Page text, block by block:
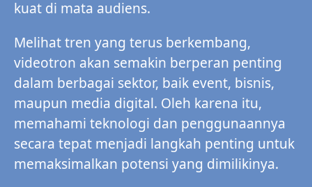
kuat di mata audiens.
Melihat tren yang terus berkembang,
videotron akan semakin berperan penting
dalam berbagai sektor, baik event, bisnis,
maupun media digital. Oleh karena itu,
memahami teknologi dan penggunaannya
secara tepat menjadi langkah penting untuk
memaksimalkan potensi yang dimilikinya.